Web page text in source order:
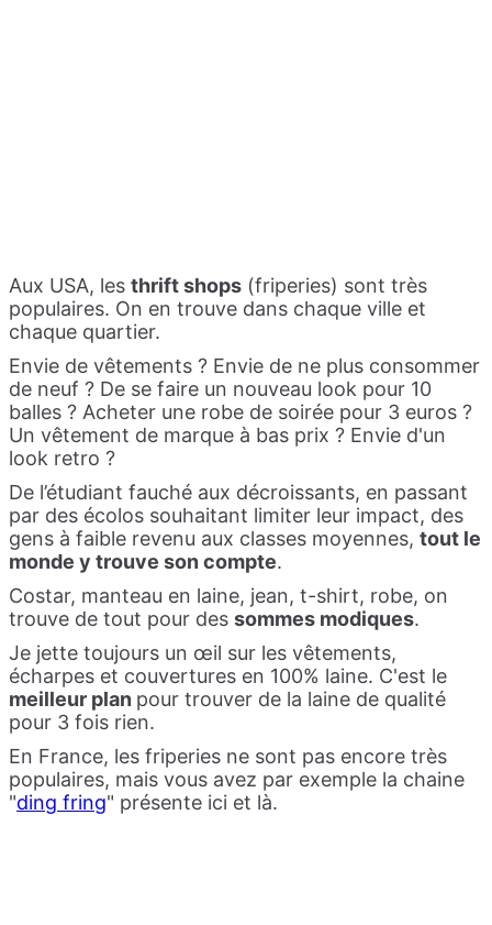
Aux USA, les thrift shops (friperies) sont très
populaires. On en trouve dans chaque ville et
chaque quartier.
Envie de vêtements ? Envie de ne plus consommer
de neuf ? De se faire un nouveau look pour 10
balles ? Acheter une robe de soirée pour 3 euros ?
Un vêtement de marque à bas prix ? Envie d'un
look retro ?
De l’étudiant fauché aux décroissants, en passant
par des écolos souhaitant limiter leur impact, des
gens à faible revenu aux classes moyennes, tout le
monde y trouve son compte.
Costar, manteau en laine, jean, t-shirt, robe, on
trouve de tout pour des sommes modiques.
Je jette toujours un œil sur les vêtements,
écharpes et couvertures en 100% laine. C'est le
meilleur plan pour trouver de la laine de qualité
pour 3 fois rien.
En France, les friperies ne sont pas encore très
populaires, mais vous avez par exemple la chaine
"ding fring" présente ici et là.